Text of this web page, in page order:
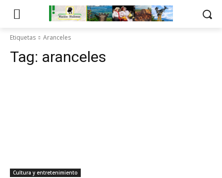
Etiquetas Aranceles
Tag: aranceles
Cultura y entretenimiento